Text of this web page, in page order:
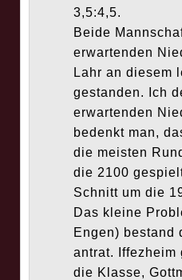
3,5:4,5.
Beide
erwartenden
Lahr an diesem
gestanden. Ich
erwartenden
bedenkt man,
die meisten
die 2100
Schnitt um die
Das kleine
Engen) bestand
antrat. Iffezheim
die Klasse,